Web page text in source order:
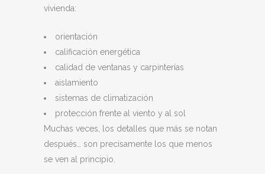
vivienda:
orientación
calificación energética
calidad de ventanas y carpinterías
aislamiento
sistemas de climatización
protección frente al viento y al sol
Muchas veces, los detalles que más se notan
después… son precisamente los que menos
se ven al principio.